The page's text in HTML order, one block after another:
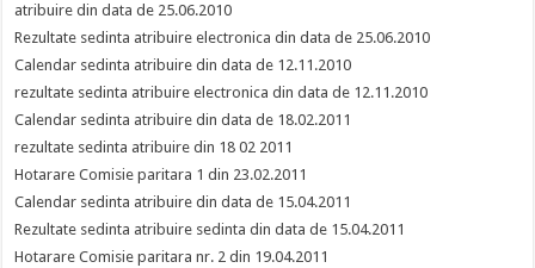
atribuire din data de 25.06.2010
Rezultate sedinta atribuire electronica din data de 25.06.2010
Calendar sedinta atribuire din data de 12.11.2010
rezultate sedinta atribuire electronica din data de 12.11.2010
Calendar sedinta atribuire din data de 18.02.2011
rezultate sedinta atribuire din 18 02 2011
Hotarare Comisie paritara 1 din 23.02.2011
Calendar sedinta atribuire din data de 15.04.2011
Rezultate sedinta atribuire sedinta din data de 15.04.2011
Hotarare Comisie paritara nr. 2 din 19.04.2011